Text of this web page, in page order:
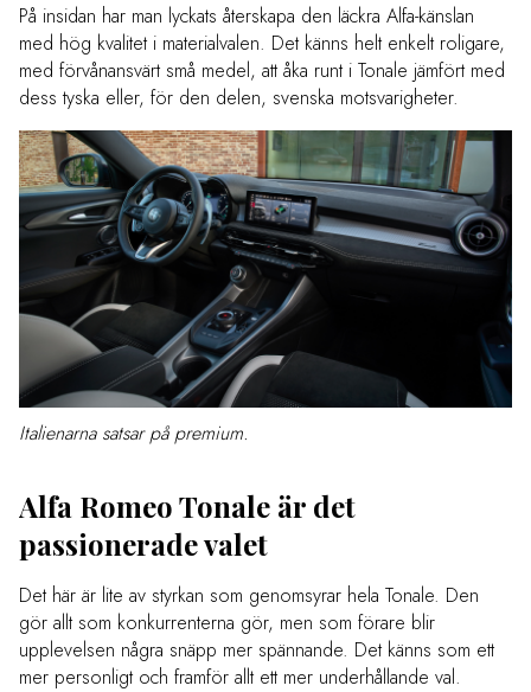
På insidan har man lyckats återskapa den läckra Alfa-känslan
med hög kvalitet i materialvalen. Det känns helt enkelt roligare,
med förvånansvärt små medel, att åka runt i Tonale jämfört med
dess tyska eller, för den delen, svenska motsvarigheter.
Italienarna satsar på premium.
Alfa Romeo Tonale är det
passionerade valet
Det här är lite av styrkan som genomsyrar hela Tonale. Den
gör allt som konkurrenterna gör, men som förare blir
upplevelsen några snäpp mer spännande. Det känns som ett
mer personligt och framför allt ett mer underhållande val.